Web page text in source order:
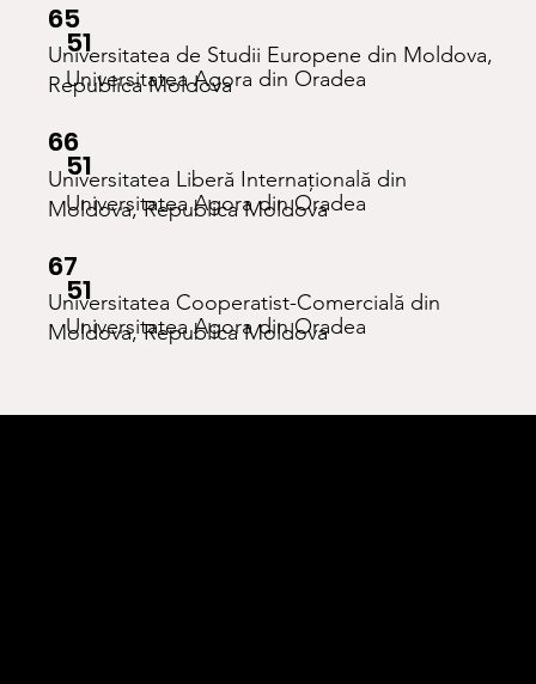
65
Universitatea de Studii Europene din Moldova,
Republica Moldova
51
Universitatea Agora din Oradea
66
Universitatea Liberă Internațională din
Moldova, Republica Moldova
51
Universitatea Agora din Oradea
67
Universitatea Cooperatist-Comercială din
Moldova, Republica Moldova
51
Universitatea Agora din Oradea